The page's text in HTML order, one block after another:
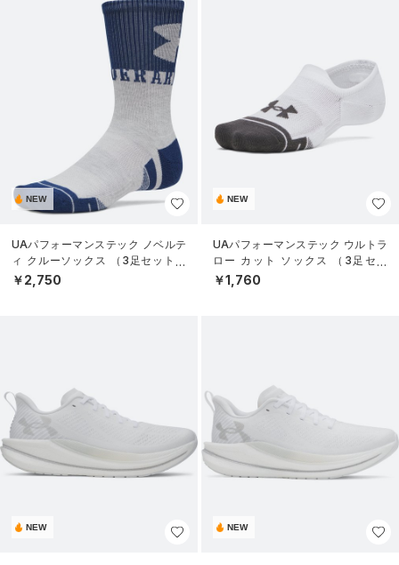
NEW
UAパフォーマンステック ノベルテ
ィ クルーソックス （3足セット）
（トレーニング/UNISEX）
￥2,750
NEW
UAパフォーマンステック ウルトラ
ロー カット ソックス （3足セッ
ト）（トレーニング/UNISEX）
￥1,760
NEW NEW